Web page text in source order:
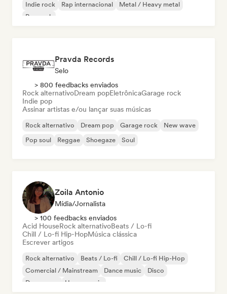
Indie rock
Rap internacional
Metal / Heavy metal
Pop rock
Pravda Records
Selo
> 800 feedbacks enviados
Rock alternativoDream popEletrônicaGarage rock
Indie pop
Assinar artistas e/ou lançar suas músicas
Rock alternativo Dream pop Garage rock
New wave
Pop soul
Reggae Shoegaze Soul
Zoila Antonio
Mídia/Jornalista
> 100 feedbacks enviados
Acid HouseRock alternativoBeats / Lo-fi
Chill / Lo-fi Hip-HopMúsica clássica
Escrever artigos
Rock alternativo Beats / Lo-fi
Chill / Lo-fi Hip-Hop
Comercial / Mainstream
Dance music
Disco
Dream pop
House music